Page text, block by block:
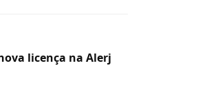
licença na Alerj